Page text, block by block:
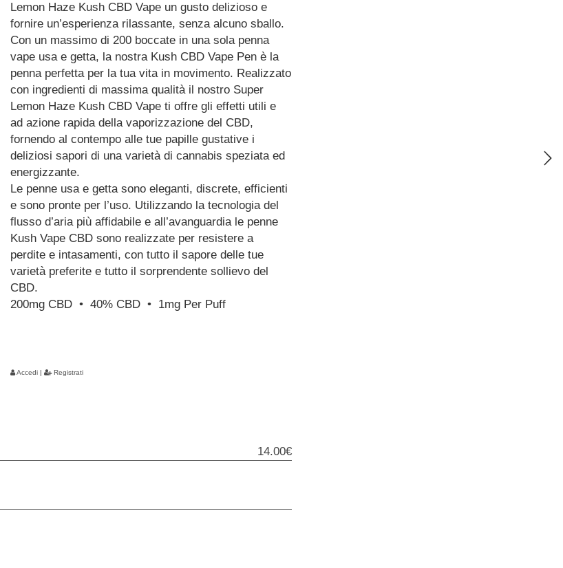
Lemon Haze Kush CBD Vape un gusto delizioso e
fornire un’esperienza rilassante, senza alcuno sballo.
Con un massimo di 200 boccate in una sola penna
vape usa e getta, la nostra Kush CBD Vape Pen è la
penna perfetta per la tua vita in movimento. Realizzato
con ingredienti di massima qualità il nostro Super
Lemon Haze Kush CBD Vape ti offre gli effetti utili e
ad azione rapida della vaporizzazione del CBD,
fornendo al contempo alle tue papille gustative i
deliziosi sapori di una varietà di cannabis speziata ed
energizzante.
Le penne usa e getta sono eleganti, discrete, efficienti
e sono pronte per l’uso. Utilizzando la tecnologia del
flusso d’aria più affidabile e all’avanguardia le penne
Kush Vape CBD sono realizzate per resistere a
perdite e intasamenti, con tutto il sapore delle tue
varietà preferite e tutto il sorprendente sollievo del
CBD.
200mg CBD • 40% CBD • 1mg Per Puff
Accedi| Registrati
14.00€